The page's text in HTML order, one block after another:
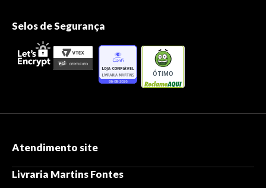
Selos de Segurança
ÓTIMO
Atendimento site
Livraria Martins Fontes